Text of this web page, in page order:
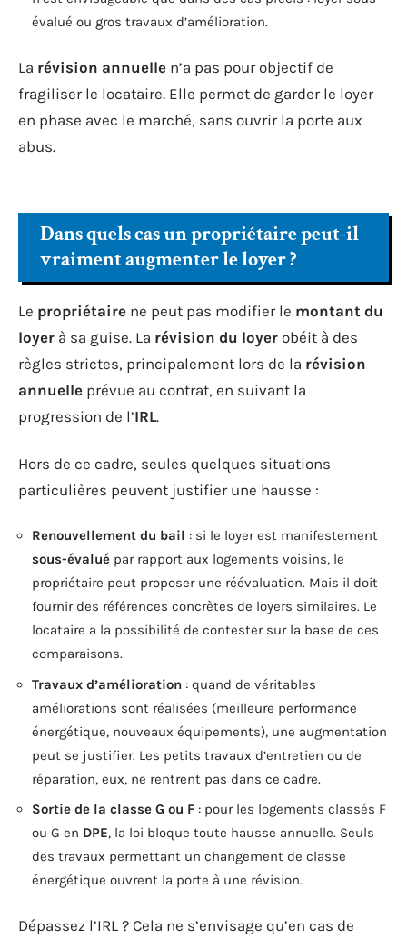
évalué ou gros travaux d’amélioration.
La révision annuelle n’a pas pour objectif de
fragiliser le locataire. Elle permet de garder le loyer
en phase avec le marché, sans ouvrir la porte aux
abus.
Dans quels cas un propriétaire peut-il
vraiment augmenter le loyer ?
Le propriétaire ne peut pas modifier le montant du
loyer à sa guise. La révision du loyer obéit à des
règles strictes, principalement lors de la révision
annuelle prévue au contrat, en suivant la
progression de l’IRL.
Hors de ce cadre, seules quelques situations
particulières peuvent justifier une hausse :
Renouvellement du bail : si le loyer est manifestement
sous-évalué par rapport aux logements voisins, le
propriétaire peut proposer une réévaluation. Mais il doit
fournir des références concrètes de loyers similaires. Le
locataire a la possibilité de contester sur la base de ces
comparaisons.
Travaux d’amélioration : quand de véritables
améliorations sont réalisées (meilleure performance
énergétique, nouveaux équipements), une augmentation
peut se justifier. Les petits travaux d’entretien ou de
réparation, eux, ne rentrent pas dans ce cadre.
Sortie de la classe G ou F : pour les logements classés F
ou G en DPE, la loi bloque toute hausse annuelle. Seuls
des travaux permettant un changement de classe
énergétique ouvrent la porte à une révision.
Dépassez l’IRL ? Cela ne s’envisage qu’en cas de